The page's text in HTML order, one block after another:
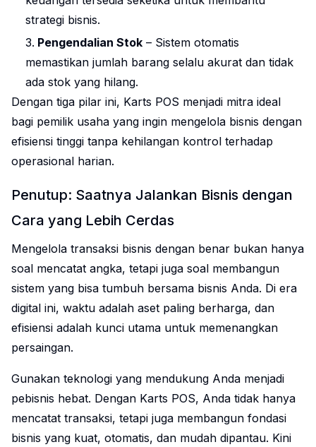
strategi bisnis.
Pengendalian Stok – Sistem otomatis
memastikan jumlah barang selalu akurat dan tidak
ada stok yang hilang.
Dengan tiga pilar ini, Karts POS menjadi mitra ideal
bagi pemilik usaha yang ingin mengelola bisnis dengan
efisiensi tinggi tanpa kehilangan kontrol terhadap
operasional harian.
Penutup: Saatnya Jalankan Bisnis dengan
Cara yang Lebih Cerdas
Mengelola transaksi bisnis dengan benar bukan hanya
soal mencatat angka, tetapi juga soal membangun
sistem yang bisa tumbuh bersama bisnis Anda. Di era
digital ini, waktu adalah aset paling berharga, dan
efisiensi adalah kunci utama untuk memenangkan
persaingan.
Gunakan teknologi yang mendukung Anda menjadi
pebisnis hebat. Dengan Karts POS, Anda tidak hanya
mencatat transaksi, tetapi juga membangun fondasi
bisnis yang kuat, otomatis, dan mudah dipantau. Kini